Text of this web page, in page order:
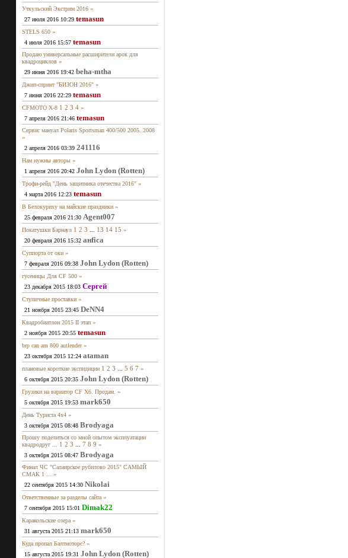
Уткульский Экстрим 2016 »
27 июля 2016 10:29 temasun
STELS 650 »
4 июля 2016 15:57 temasun
Продаю универсальные расширители арок для
квадроциклов »
29 июня 2016 19:42 beha-mtha
Джип-спринт "БИЗОН 2016" »
7 июня 2016 22:29 temasun
CFMOTO X-8 1 2 3 4 »
7 апреля 2016 21:46 temasun
Сервис мануал Polaris Sportsman 400/500 2005..2008
»
2 апреля 2016 03:39 241116
Нам нужны авторы »
1 апреля 2016 20:42 John Lydon (Rotten)
Трофи-рейд "День защитника отечества 2016" »
4 марта 2016 12:23 temasun
В Белокуриху на майские праздники »
25 февраля 2016 21:30 Agent007
Покатушки Барнаул 1 2 3 13 14 15 »
20 февраля 2016 15:32 анfiса
Суппорта от оки »
7 февраля 2016 09:38 John Lydon (Rotten)
гусеницы Для CF 500 »
23 декабря 2015 18:03 Сергей
Ступичные проставки »
21 ноября 2015 23:45 DeNN4
Квадробиатлон 2015 II этап »
2 ноября 2015 20:55 temasun
brp can am 800 autlender »
23 октября 2015 12:24 ataman
плановые короткие экспидиции 1 2 3 5 6 7 »
6 октября 2015 20:35 John Lydon (Rotten)
Грузики на вариатор CF X6. Продам. »
5 октября 2015 19:53 mark650
День Туриста 4х4 »
3 октября 2015 08:48 Brodyaga
Прошу поделиться со мной опытом эксплуатации
квадродруг ...
1 2 3 7 8 9 »
3 октября 2015 08:47 Brodyaga
Финал ЧС "Салаирское рубилово 2015" САМЫЙ
СМАК 1 ...
»
22 сентября 2015 14:30 Nikolai
Ответственные за разделы сайта »
7 сентября 2015 15:01 Dimak22
Каракольские озера »
31 августа 2015 21:13 mark650
Куда пропал Балтмоторс? »
15 августа 2015 19:31 John Lydon (Rotten)